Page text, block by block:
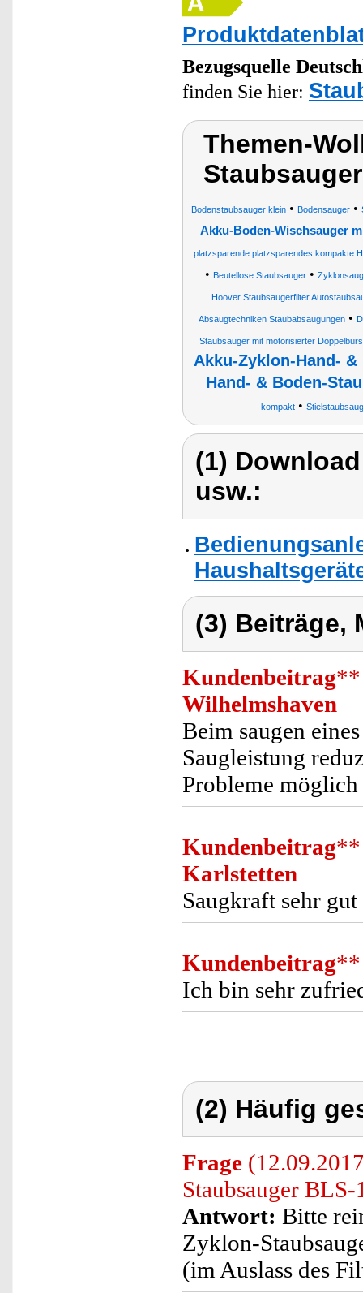
Bezugsquelle
finden Sie hier:
Themen-
Staubsauger
Bodenstaubsauger klein • Bodensauger •
Akku-Boden-Wischsauger
platzsparende platzsparendes kompakte
• Beutellose Staubsauger•
Hoover Staubsaugerfilter
Absaugtechniken Staubabsaugungen•
Staubsauger mit motorisierter
Akku-Zyklon-Hand-
Hand- & Boden-
kompakt•
(1)
usw.:
(3) Beiträge,
Kundenbeitrag**
Wilhelmshaven
Beim saugen
Saugleistung
Probleme
Kundenbeitrag**
Karlstetten
Saugkraft sehr gut
Kundenbeitrag**
Ich bin sehr
(2) Häufig
Frage
Staubsauger
Antwort: Bitte
Zyklon-
(im Auslass des